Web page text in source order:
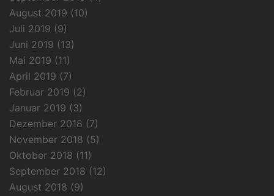
August 2019 (10)
Juli 2019 (9)
Juni 2019 (13)
Mai 2019 (11)
April 2019 (7)
Februar 2019 (2)
Januar 2019 (3)
Dezember 2018 (7)
November 2018 (5)
Oktober 2018 (11)
September 2018 (12)
August 2018 (9)